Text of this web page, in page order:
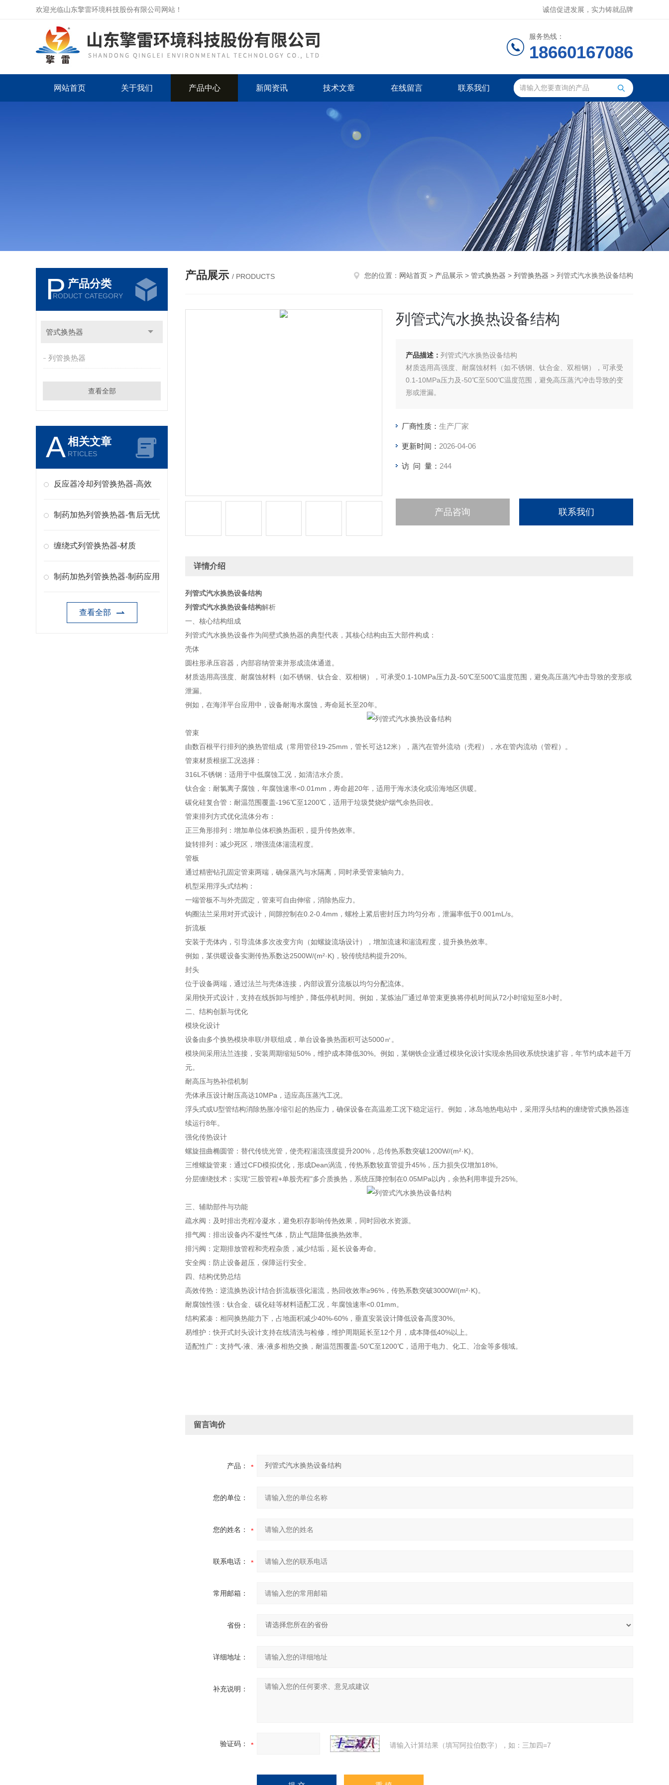
欢迎光临山东擎雷环境科技股份有限公司网站！ 诚信促进发展，实力铸就品牌
服务热线：
18660167086
网站首页 关于我们 产品中心 新闻资讯 技术文章 在线留言 联系我们
P 产品分类
RODUCT CATEGORY
管式换热器
列管换热器
查看全部
A相关文章
RTICLES
反应器冷却列管换热器-高效
制药加热列管换热器-售后无忧
缠绕式列管换热器-材质
制药加热列管换热器-制药应用
查看全部
产品展示 / PRODUCTS 您的位置： 网站首页 > 产品展示 > 管式换热器 > 列管换热器 > 列管式汽水换热设备结构
列管式汽水换热设备结构
产品描述： 列管式汽水换热设备结构
材质选用高强度、耐腐蚀材料（如不锈钢、钛合金、双相钢），可承受
0.1-10MPa压力及-50℃至500℃温度范围，避免高压蒸汽冲击导致的变
形或泄漏。
厂商性质： 生产厂家
更新时间： 2026-04-06
访 问 量： 244
产品咨询 联系我们
详情介绍
列管式汽水换热设备结构
列管式汽水换热设备结构解析
一、核心结构组成
列管式汽水换热设备作为间壁式换热器的典型代表，其核心结构由五大部件构成：
壳体
圆柱形承压容器，内部容纳管束并形成流体通道。
材质选用高强度、耐腐蚀材料（如不锈钢、钛合金、双相钢），可承受0.1-10MPa压力及-50℃至500℃温度范围，避免高压蒸汽冲击导致的变形或
泄漏。
例如，在海洋平台应用中，设备耐海水腐蚀，寿命延长至20年。
管束
由数百根平行排列的换热管组成（常用管径19-25mm，管长可达12米），蒸汽在管外流动（壳程），水在管内流动（管程）。
管束材质根据工况选择：
316L不锈钢：适用于中低腐蚀工况，如清洁水介质。
钛合金：耐氯离子腐蚀，年腐蚀速率<0.01mm，寿命超20年，适用于海水淡化或沿海地区供暖。
碳化硅复合管：耐温范围覆盖-196℃至1200℃，适用于垃圾焚烧炉烟气余热回收。
管束排列方式优化流体分布：
正三角形排列：增加单位体积换热面积，提升传热效率。
旋转排列：减少死区，增强流体湍流程度。
管板
通过精密钻孔固定管束两端，确保蒸汽与水隔离，同时承受管束轴向力。
机型采用浮头式结构：
一端管板不与外壳固定，管束可自由伸缩，消除热应力。
钩圈法兰采用对开式设计，间隙控制在0.2-0.4mm，螺栓上紧后密封压力均匀分布，泄漏率低于0.001mL/s。
折流板
安装于壳体内，引导流体多次改变方向（如螺旋流场设计），增加流速和湍流程度，提升换热效率。
例如，某供暖设备实测传热系数达2500W/(m²·K)，较传统结构提升20%。
封头
位于设备两端，通过法兰与壳体连接，内部设置分流板以均匀分配流体。
采用快开式设计，支持在线拆卸与维护，降低停机时间。例如，某炼油厂通过单管束更换将停机时间从72小时缩短至8小时。
二、结构创新与优化
模块化设计
设备由多个换热模块串联/并联组成，单台设备换热面积可达5000㎡。
模块间采用法兰连接，安装周期缩短50%，维护成本降低30%。例如，某钢铁企业通过模块化设计实现余热回收系统快速扩容，年节约成本超千万
元。
耐高压与热补偿机制
壳体承压设计耐压高达10MPa，适应高压蒸汽工况。
浮头式或U型管结构消除热胀冷缩引起的热应力，确保设备在高温差工况下稳定运行。例如，冰岛地热电站中，采用浮头结构的缠绕管式换热器连
续运行8年。
强化传热设计
螺旋扭曲椭圆管：替代传统光管，使壳程湍流强度提升200%，总传热系数突破1200W/(m²·K)。
三维螺旋管束：通过CFD模拟优化，形成Dean涡流，传热系数较直管提升45%，压力损失仅增加18%。
分层缠绕技术：实现“三股管程+单股壳程"多介质换热，系统压降控制在0.05MPa以内，余热利用率提升25%。
三、辅助部件与功能
疏水阀：及时排出壳程冷凝水，避免积存影响传热效果，同时回收水资源。
排气阀：排出设备内不凝性气体，防止气阻降低换热效率。
排污阀：定期排放管程和壳程杂质，减少结垢，延长设备寿命。
安全阀：防止设备超压，保障运行安全。
四、结构优势总结
高效传热：逆流换热设计结合折流板强化湍流，热回收效率≥96%，传热系数突破3000W/(m²·K)。
耐腐蚀性强：钛合金、碳化硅等材料适配工况，年腐蚀速率<0.01mm。
结构紧凑：相同换热能力下，占地面积减少40%-60%，垂直安装设计降低设备高度30%。
易维护：快开式封头设计支持在线清洗与检修，维护周期延长至12个月，成本降低40%以上。
适配性广：支持气-液、液-液多相热交换，耐温范围覆盖-50℃至1200℃，适用于电力、化工、冶金等多领域。
留言询价
产品：
您的单位：
您的姓名：
联系电话：
常用邮箱：
省份：
详细地址：
补充说明：
验证码： 请输入计算结果（填写阿拉伯数字），如：三加四=7